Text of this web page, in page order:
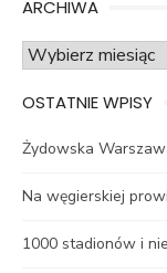
ARCHIWA
Archiwa
OSTATNIE WPISY
Żydowska
Na węgierskiej
1000 stadionów i